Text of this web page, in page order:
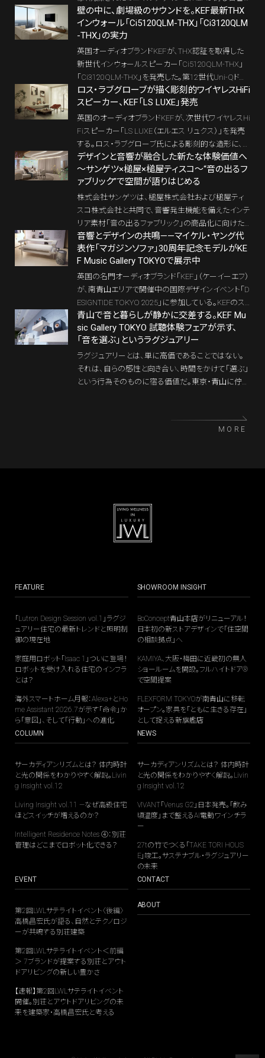
工学の粋を融合したオールインワン・スピーカー。ア
ナログレコードの温もりから最新ストリーミングまで、
すべての音が上質なインテリアとして息づく。
壁の中に、劇場級のサウンドを。KEF最新THX
インウォール「Ci5120QLM-THX」「Ci3120QLM
-THX」の実力
英国オーディオブランドKEFが、THX認証を取得した
新世代インウォールスピーカー「Ci5120QLM-THX」
「Ci3120QLM-THX」を発売した。第12世代Uni-Qドラ
イバーとMAT（メタマテリアル吸収技術）を搭載し、埋
込型ながらトールボーイに迫る高音質を実現。海外
で一般化するホームシアターの“インウォール化”を日
本でも加速させる注目モデルだ。
ロス・ラブグローブが描く彫刻的ワイヤレスHiFi
スピーカー、KEF「LS LUXE」発売
英国のオーディオブランドKEFが、次世代ワイヤレスHi
Fiスピーカー「LS LUXE（エルエス リュクス）」を発売
する。ロス・ラブグローブ氏による彫刻的な造形に、M
AT搭載Uni-Qドライバー、新技術VECO、電流駆動型
アンプを融合。オーディオとインテリアの境界を越え、
空間そのものを豊かにする「ラグジュアリー・リスニ
ング」を提案する。希望小売価格は715,000円（税込・
ペア）。7月30日からmyKEFメンバー向けに先行販売
され、全国一般発売は2026年8月25日。
デザインと音響が融合した新たな体験価値へ
～サンゲツ×槌屋×槌屋ティスコ～“音の出るフ
ァブリック”で空間が語りはじめる
株式会社サンゲツは、槌屋株式会社および槌屋ティ
スコ株式会社と共同で、音響発生機能を備えたインテ
リア素材「音の出るファブリック」の商品化に向けた
開発をスタートした。この革新的な布状スピーカー技
術は、国立研究開発法人 産業技術総合研究所（産総
研）の技術を応用。空間デザインとサウンドの融合に
よる新たな空間価値の創出を目指す。
音響とデザインの共鳴——マイケル・ヤング代
表作「マガジンソファ」30周年記念モデルがKE
F Music Gallery TOKYOで展示中
英国の名門オーディオブランド「KEF」（ケーイーエフ）
が、南青山エリアで開催中の国際デザインイベント「D
ESIGNTIDE TOKYO 2025」に参加している。KEFのス
ピーカーも手がけた英国の著名デザイナー、マイケ
ル・ヤング（Michael Young） 氏とのコラボレーション
による展示を、イベントのEXTENSIONプログラムとし
て実施中だ。現地の様子をチラリとご紹介しよう。
青山で音と暮らしが静かに交差する。KEF Mu
sic Gallery TOKYO 試聴体験フェアが示す、
「音を選ぶ」というラグジュアリー
ラグジュアリーとは、単に高価であることではない。
それは、自らの感性と向き合い、時間をかけて「選ぶ」
という行為そのものに宿る価値だ。東京・青山に佇む
本質を体現するイベントと言えるだろう。
MORE
FEATURE
「Lutron Design Session vol.1」ラグジ
ュアリー住宅の最新トレンドと照明制
御の現在地
家庭用ロボット「Isaac 1」ついに登場！
ロボットを受け入れる住宅のインフラ
とは？
海外スマートホーム月報：Alexa+とHo
me Assistant 2026.7が示す「命令」か
ら「意図」、そして「行動」への進化
SHOWROOM INSIGHT
BoConcept青山本店がリニューアル！
日本初の新ストアデザインで「住空間
の相談拠点」へ
KAMIYA、大阪・梅田に近畿初の無人
ショールームを開設。フルハイトドア®
で空間提案
FLEXFORM TOKYOが南青山に移転
オープン。家具を「ともに生きる存在」
として捉える新旗艦店
COLUMN
サーカディアンリズムとは？ 体内時計
と光の関係をわかりやすく解説。Livin
g Insight vol.12
Living Insight vol.11 —なぜ高級住宅
ほどスイッチが増えるのか？
Intelligent Residence Notes ④：別荘
管理はどこまでロボット化できる？
NEWS
サーカディアンリズムとは？ 体内時計
と光の関係をわかりやすく解説。Livin
g Insight vol.12
VIVANT「Venus G2」日本発売。「飲み
頃温度」まで整えるAI電動ワインチラ
ー
27tの竹でつくる「TAKE TORI HOUS
E」竣工。サステナブル・ラグジュアリー
の未来
EVENT
第2回LWLサテライトイベント〈後編〉
高橋昌宏氏が語る、自然とテクノロジ
ーが共鳴する別荘建築
第2回LWLサテライトイベント＜前編
＞ 7ブランドが提案する別荘とアウト
ドアリビングの新しい豊かさ
【速報】第2回LWLサテライトイベント
開催。別荘とアウトドアリビングの未
来を建築家・高橋昌宏氏と考える
CONTACT
ABOUT